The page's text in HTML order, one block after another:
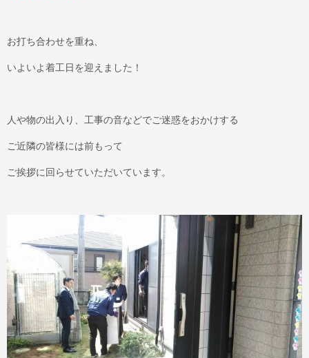
お打ち合わせを重ね、
いよいよ着工日を迎えました！
人や物の出入り、工事の音などでご迷惑をおかけする
ご近隣の皆様には前もって
ご挨拶に回らせていただいています。